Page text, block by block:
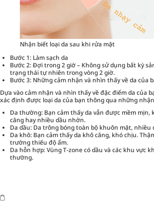
Nhận biết loại da sau khi rửa mặt
Bước 1: Làm sạch da
Bước 2: Đợi trong 2 giờ – Không sử dụng bất kỳ
trạng thái tự nhiên trong vòng 2 giờ.
Bước 3: Những cảm nhận và nhìn thấy về da của
Dựa vào cảm nhận và nhìn thấy về đặc điểm da của
xác định được loại da của bạn thông qua những
Da thường: Bạn cảm thấy da vẫn được mềm mịn,
căng hay nhiều dầu nhờn.
Da dầu: Da trông bóng toàn bộ khuôn mặt, nhiều
Da khô: Bạn cảm thấy da khô căng, khó chịu.
trường thiếu độ ẩm.
Da hỗn hợp: Vùng T-zone có dầu và các khu vực
thường.